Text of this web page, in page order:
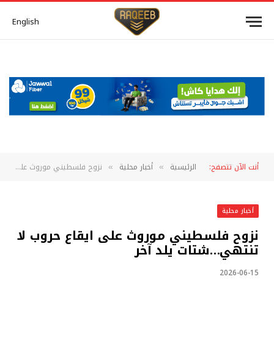
English
أنت الآن تتصفح: الرئيسية » أخبار محلية » نزوح فلسطيني موروث على ايقاع حروب لا تنتهي…شتات يلد آخر
أخبار محلية
نزوح فلسطيني موروث على ايقاع حروب لا
تنتهي…شتات يلد آخر
2026-06-15